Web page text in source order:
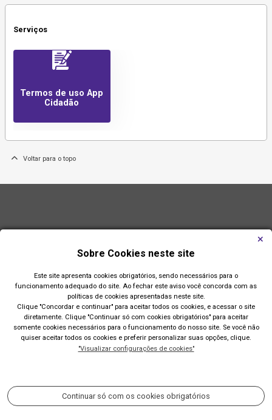
Serviços
Termos de uso App
Cidadão
Voltar para o topo
Sobre Cookies neste site
Este site apresenta cookies obrigatórios, sendo necessários para o
funcionamento adequado do site. Ao fechar este aviso você concorda com as
políticas de cookies apresentadas neste site.
Clique "Concordar e continuar" para aceitar todos os cookies, e acessar o site
diretamente. Clique "Continuar só com cookies obrigatórios" para aceitar
somente cookies necessários para o funcionamento do nosso site. Se você não
quiser aceitar todos os cookies e preferir personalizar suas opções, clique.
"Visualizar configurações de cookies"
Continuar só com os cookies obrigatórios
Prefeitura de Imbé
Acompanhe nossas redes sociais: